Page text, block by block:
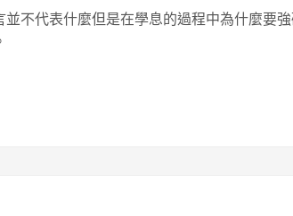
不代表什麼但是在學息的過程中為什麼要